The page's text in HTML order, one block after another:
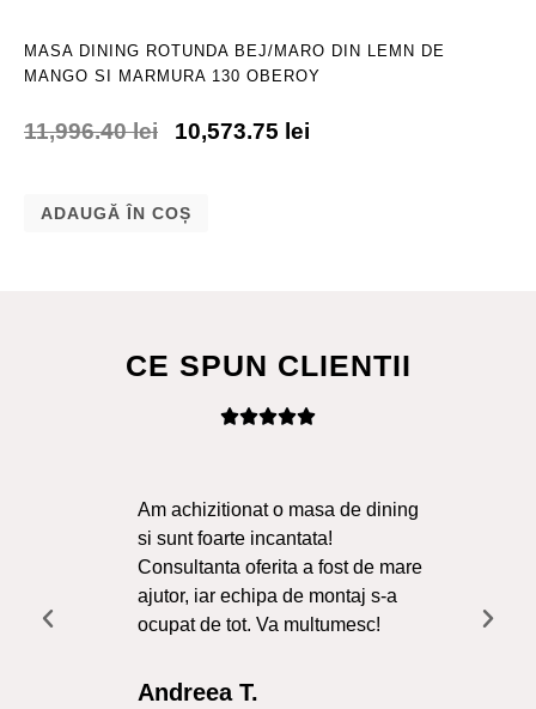
MASA DINING ROTUNDA BEJ/MARO DIN LEMN DE
MANGO SI MARMURA 130 OBEROY
11,996.40lei 10,573.75 lei
ADAUGĂ ÎN COȘ
CE SPUN CLIENTII
Am achizitionat o masa de dining
si sunt foarte incantata!
Consultanta oferita a fost de mare
ajutor, iar echipa de montaj s-a
ocupat de tot. Va multumesc!
Andreea T.